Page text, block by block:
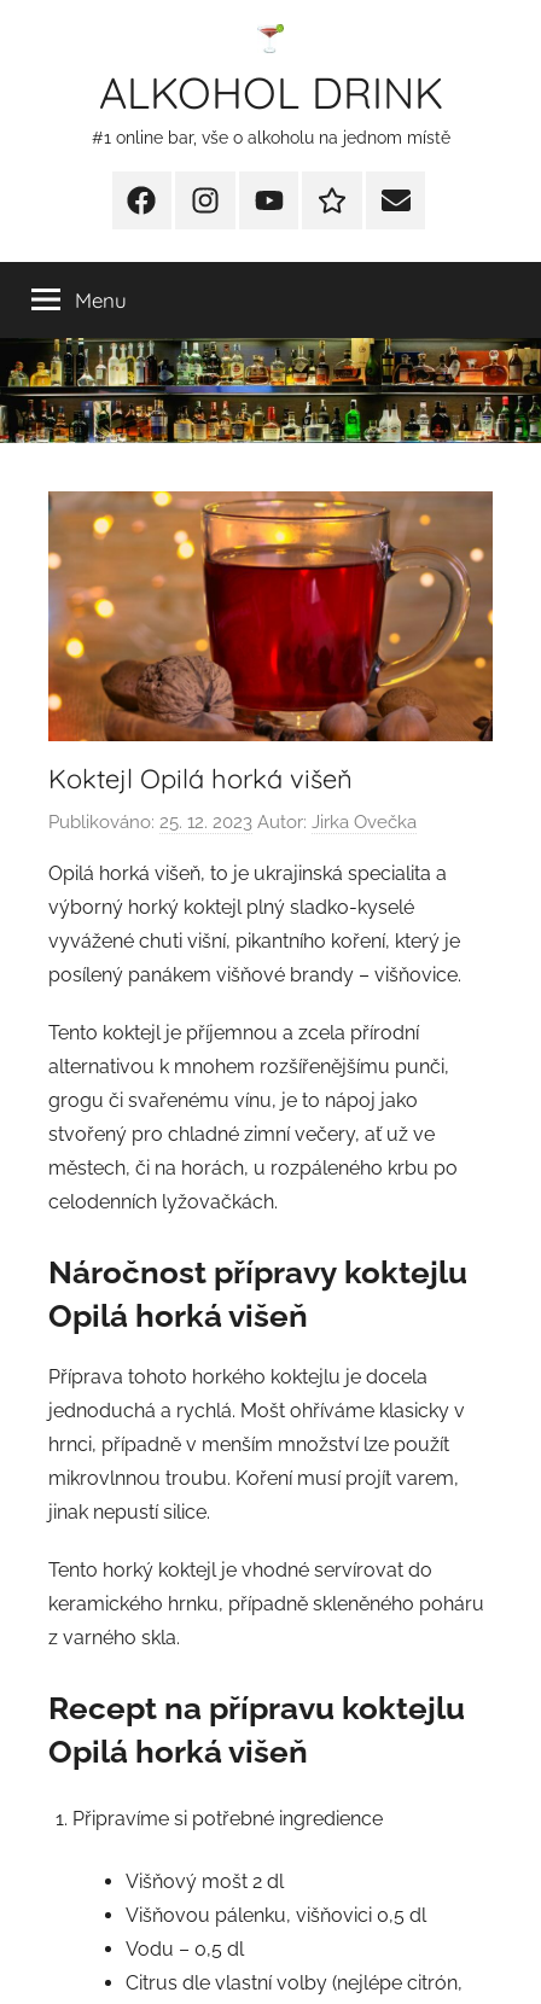
ALKOHOL DRINK
#1 online bar, vše o alkoholu na jednom místě
FacebookInstagram
YT
Redakční
E-
Menu
Koktejl Opilá horká višeň
Publikováno: 25. 12. 2023 Autor: Jirka Ovečka
Opilá horká višeň, to je ukrajinská specialita a
výborný horký koktejl plný sladko-kyselé
vyvážené chuti višní, pikantního koření, který je
posílený panákem višňové brandy – višňovice.
Tento koktejl je příjemnou a zcela přírodní
alternativou k mnohem rozšířenějšímu punči,
grogu či svařenému vínu, je to nápoj jako
stvořený pro chladné zimní večery, ať už ve
městech, či na horách, u rozpáleného krbu po
celodenních lyžovačkách.
Náročnost přípravy koktejlu
Opilá horká višeň
Příprava tohoto horkého koktejlu je docela
jednoduchá a rychlá. Mošt ohříváme klasicky v
hrnci, případně v menším množství lze použít
mikrovlnnou troubu. Koření musí projít varem,
jinak nepustí silice.
Tento horký koktejl je vhodné servírovat do
keramického hrnku, případně skleněného poháru
z varného skla.
Recept na přípravu koktejlu
Opilá horká višeň
Připravíme si potřebné ingredience
Višňový mošt 2 dl
Višňovou pálenku, višňovici 0,5 dl
Vodu – 0,5 dl
Citrus dle vlastní volby (nejlépe citrón,